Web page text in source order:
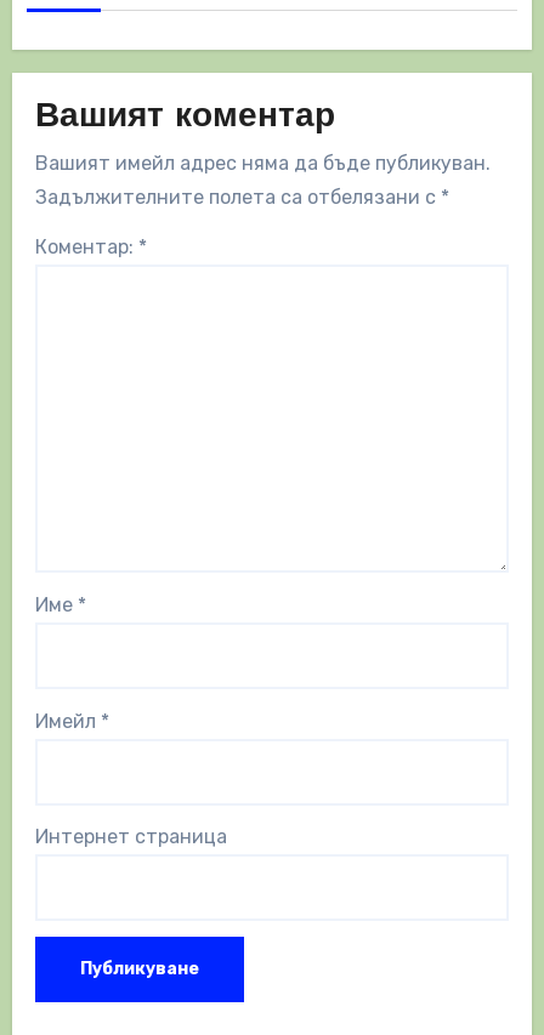
Вашият коментар
Вашият имейл адрес няма да бъде публикуван.
Задължителните полета са отбелязани с *
Коментар: *
Име *
Имейл *
Интернет страница